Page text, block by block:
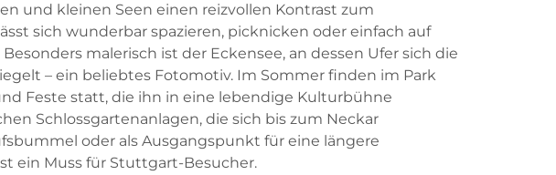
und kleinen Seen einen reizvollen Kontrast zum
sich wunderbar spazieren, picknicken oder einfach auf
malerisch ist der Eckensee, an dessen Ufer sich die
– ein beliebtes Fotomotiv. Im Sommer finden im Park
Feste statt, die ihn in eine lebendige Kulturbühne
Schlossgartenanlagen, die sich bis zum Neckar
oder als Ausgangspunkt für eine längere
ein Muss für Stuttgart-Besucher.